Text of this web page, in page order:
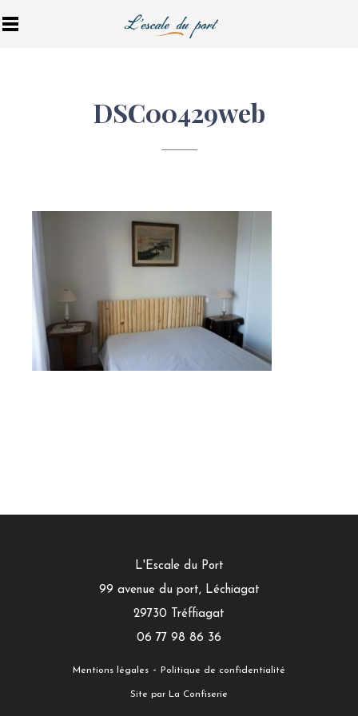
DSC00429web
L'Escale du Port
99 avenue du port, Léchiagat
29730 Tréffiagat
06 77 98 86 36
Mentions légales - Politique de confidentialité
Site par La Confiserie